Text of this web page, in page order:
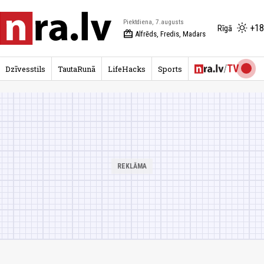
Piektdiena, 7.augusts
redeem Alfrēds, Fredis, Madars
Rīgā
Dzīvesstils TautaRunā LifeHacks Sports